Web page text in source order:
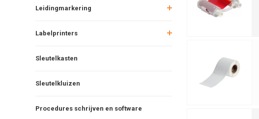
Leidingmarkering
Labelprinters
Sleutelkasten
Sleutelkluizen
Procedures schrijven en software